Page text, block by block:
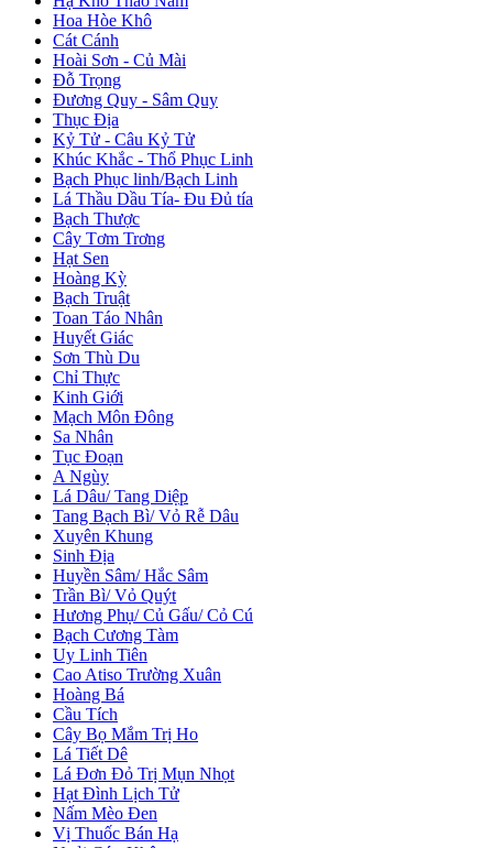
Hoa Hòe Khô
Cát Cánh
Hoài Sơn - Củ Mài
Đỗ Trọng
Đương Quy - Sâm Quy
Thục Địa
Kỷ Tử - Câu Kỷ Tử
Khúc Khắc - Thổ Phục Linh
Bạch Phục linh/Bạch Linh
Lá Thầu Dầu Tía- Đu Đủ tía
Bạch Thược
Cây Tơm Trơng
Hạt Sen
Hoàng Kỳ
Bạch Truật
Toan Táo Nhân
Huyết Giác
Sơn Thù Du
Chỉ Thực
Kinh Giới
Mạch Môn Đông
Sa Nhân
Tục Đoạn
A Ngùy
Lá Dâu/ Tang Diệp
Tang Bạch Bì/ Vỏ Rễ Dâu
Xuyên Khung
Sinh Địa
Huyền Sâm/ Hắc Sâm
Trần Bì/ Vỏ Quýt
Hương Phụ/ Củ Gấu/ Cỏ Cú
Bạch Cương Tàm
Uy Linh Tiên
Cao Atiso Trường Xuân
Hoàng Bá
Cầu Tích
Cây Bọ Mắm Trị Ho
Lá Tiết Dê
Lá Đơn Đỏ Trị Mụn Nhọt
Hạt Đình Lịch Tử
Nấm Mèo Đen
Vị Thuốc Bán Hạ